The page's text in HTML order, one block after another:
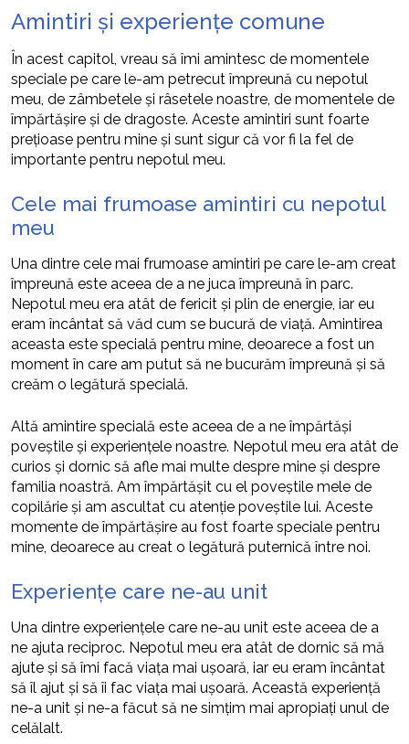
Amintiri și experiențe comune
În acest capitol, vreau să îmi amintesc de momentele
speciale pe care le-am petrecut împreună cu nepotul
meu, de zâmbetele și râsetele noastre, de momentele de
împărtășire și de dragoste. Aceste amintiri sunt foarte
prețioase pentru mine și sunt sigur că vor fi la fel de
importante pentru nepotul meu.
Cele mai frumoase amintiri cu nepotul
meu
Una dintre cele mai frumoase amintiri pe care le-am creat
împreună este aceea de a ne juca împreună în parc.
Nepotul meu era atât de fericit și plin de energie, iar eu
eram încântat să văd cum se bucură de viață. Amintirea
aceasta este specială pentru mine, deoarece a fost un
moment în care am putut să ne bucurăm împreună și să
creăm o legătură specială.
Altă amintire specială este aceea de a ne împărtăși
poveștile și experiențele noastre. Nepotul meu era atât de
curios și dornic să afle mai multe despre mine și despre
familia noastră. Am împărtășit cu el poveștile mele de
copilărie și am ascultat cu atenție poveștile lui. Aceste
momente de împărtășire au fost foarte speciale pentru
mine, deoarece au creat o legătură puternică între noi.
Experiențe care ne-au unit
Una dintre experiențele care ne-au unit este aceea de a
ne ajuta reciproc. Nepotul meu era atât de dornic să mă
ajute și să îmi facă viața mai ușoară, iar eu eram încântat
să îl ajut și să îi fac viața mai ușoară. Această experiență
ne-a unit și ne-a făcut să ne simțim mai apropiați unul de
celălalt.